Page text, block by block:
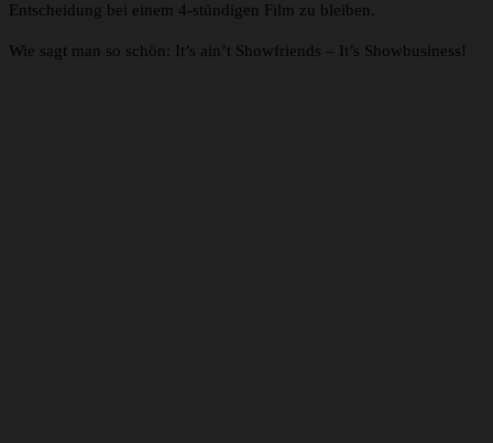
Entscheidung bei einem 4-stündigen Film zu bleiben.
Wie sagt man so schön: It’s ain’t Showfriends – It’s Showbusiness!